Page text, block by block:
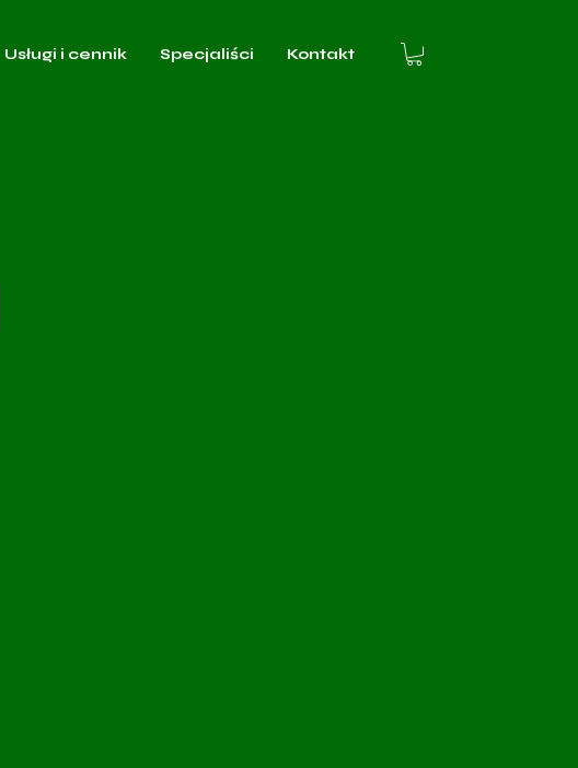
Usługi i cennik Specjaliści Kontakt